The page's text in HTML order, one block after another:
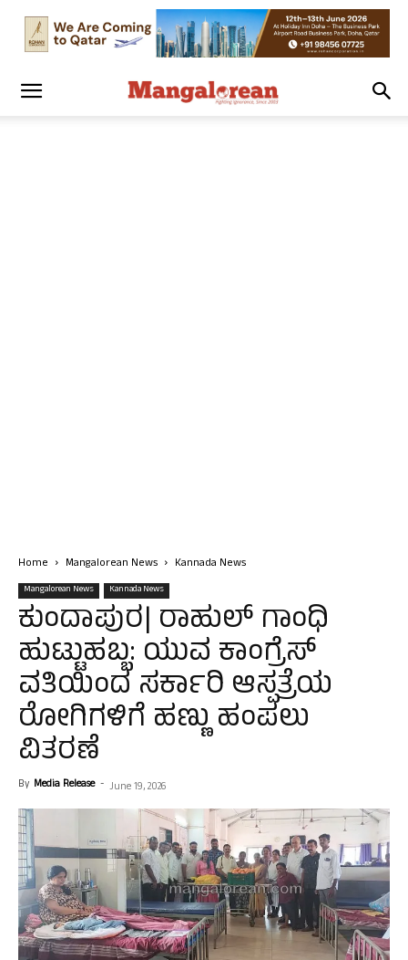
Home Mangalorean News Kannada News
Mangalorean News Kannada News
ಕುಂದಾಪುರ| ರಾಹುಲ್ ಗಾಂಧಿ
ಹುಟ್ಟುಹಬ್ಬ: ಯುವ ಕಾಂಗ್ರೆಸ್
ವತಿಯಿಂದ ಸರ್ಕಾರಿ ಆಸ್ಪತ್ರೆಯ
ರೋಗಿಗಳಿಗೆ ಹಣ್ಣು ಹಂಪಲು
ವಿತರಣೆ
By Media Release - June 19, 2026